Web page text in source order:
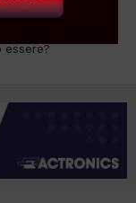
però la
essere?